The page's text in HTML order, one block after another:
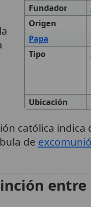
Fundador
Origen
Papa
Tipo
Ubicación
católica indica
de